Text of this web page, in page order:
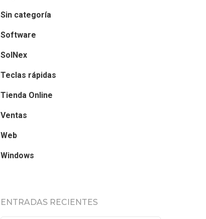
Sin categoría
Software
SolNex
Teclas rápidas
Tienda Online
Ventas
Web
Windows
ENTRADAS RECIENTES